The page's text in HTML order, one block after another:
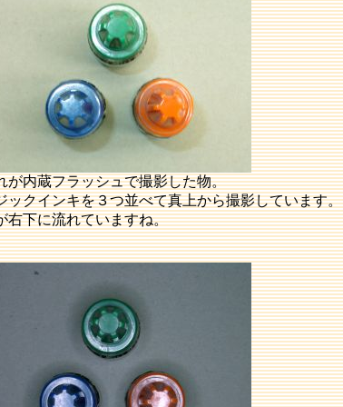
が内蔵フラッシュで撮影した物。
ックインキを３つ並べて真上から撮影しています。
右下に流れていますね。